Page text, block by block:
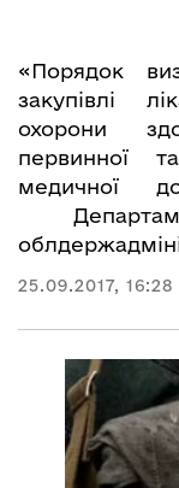
«Порядок
закупівлі
охорони
первинної
медичної
25.09.2017, 16:28